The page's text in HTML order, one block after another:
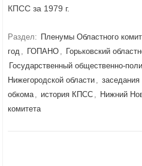
КПСС за 1979 г.
Раздел: Пленумы Областного
год , ГОПАНО , Горьковский
Государственный общественно-
Нижегородской области , заседания
обкома , история КПСС , Нижний
комитета